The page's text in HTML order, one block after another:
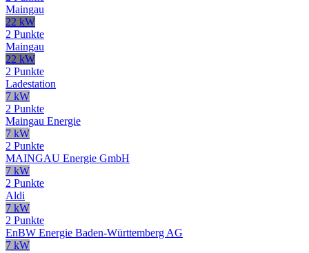
Maingau
22 kW
2 Punkte
Maingau
22 kW
2 Punkte
Ladestation
7 kW
2 Punkte
Maingau Energie
7 kW
2 Punkte
MAINGAU Energie GmbH
7 kW
2 Punkte
Aldi
7 kW
2 Punkte
EnBW Energie Baden-Württemberg AG
7 kW